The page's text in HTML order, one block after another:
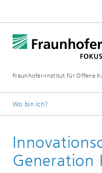
Fraunhofer-Institut für Offene
Wo bin ich?
Digital Public Services
Projekte
Generation